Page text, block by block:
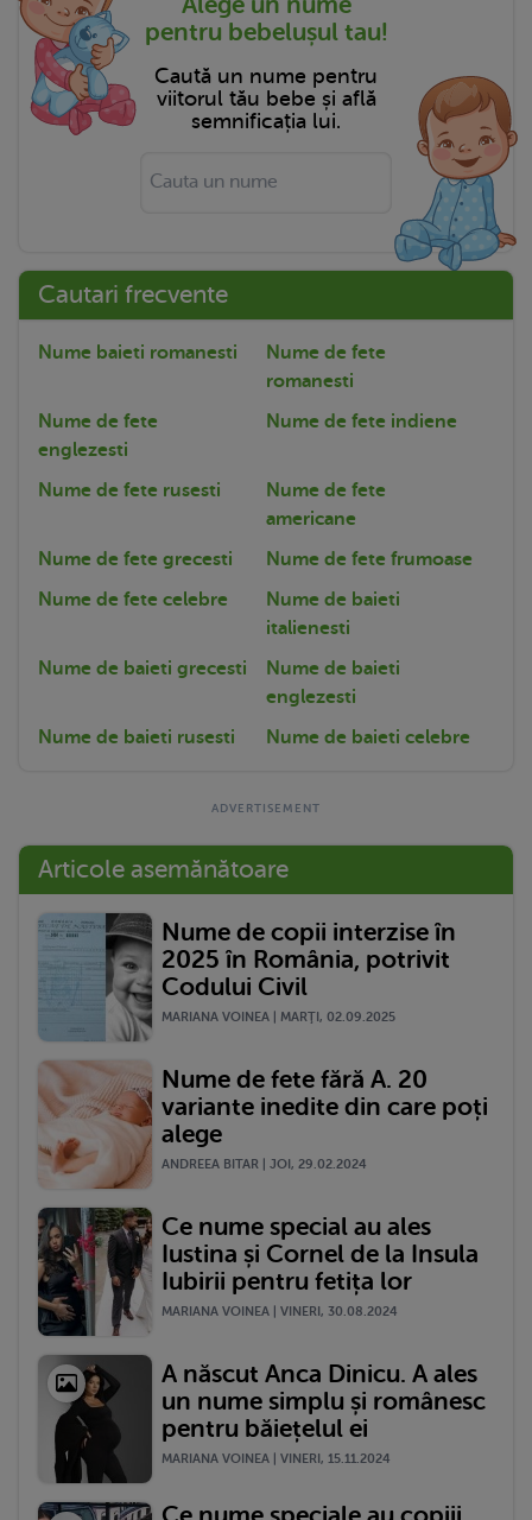
pentru bebelușul tau!
Caută un nume pentru
viitorul tău bebe și află
semnificația lui.
Cautari frecvente
Nume baieti romanesti
Nume de fete
romanesti
Nume de fete
englezesti
Nume de fete indiene
Nume de fete rusesti
Nume de fete
americane
Nume de fete grecesti
Nume de fete frumoase
Nume de fete celebre
Nume de baieti
italienesti
Nume de baieti grecesti
Nume de baieti
englezesti
Nume de baieti rusesti
Nume de baieti celebre
Articole asemănătoare
Nume de copii interzise în
2025 în România, potrivit
Codului Civil
MARIANA VOINEA | MARŢI, 02.09.2025
Nume de fete fără A. 20
variante inedite din care poți
alege
ANDREEA BITAR | JOI, 29.02.2024
Ce nume special au ales
Iustina și Cornel de la Insula
Iubirii pentru fetița lor
MARIANA VOINEA | VINERI, 30.08.2024
A născut Anca Dinicu. A ales
un nume simplu și românesc
pentru băiețelul ei
MARIANA VOINEA | VINERI, 15.11.2024